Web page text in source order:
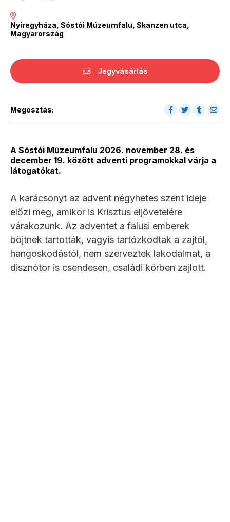
Nyíregyháza, Sóstói Múzeumfalu, Skanzen utca,
Magyarország
Jegyvásárlás
Megosztás:
A Sóstói Múzeumfalu 2026. november 28. és
december 19. között adventi programokkal várja a
látogatókat.
A karácsonyt az advent négyhetes szent ideje
előzi meg, amikor is Krisztus eljövetelére
várakozunk. Az adventet a falusi emberek
böjtnek tartották, vagyis tartózkodtak a zajtól,
hangoskodástól, nem szerveztek lakodalmat, a
disznótor is csendesen, családi körben zajlott.